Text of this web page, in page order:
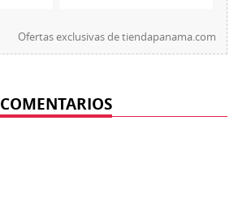
Ofertas exclusivas detiendapanama.com
COMENTARIOS